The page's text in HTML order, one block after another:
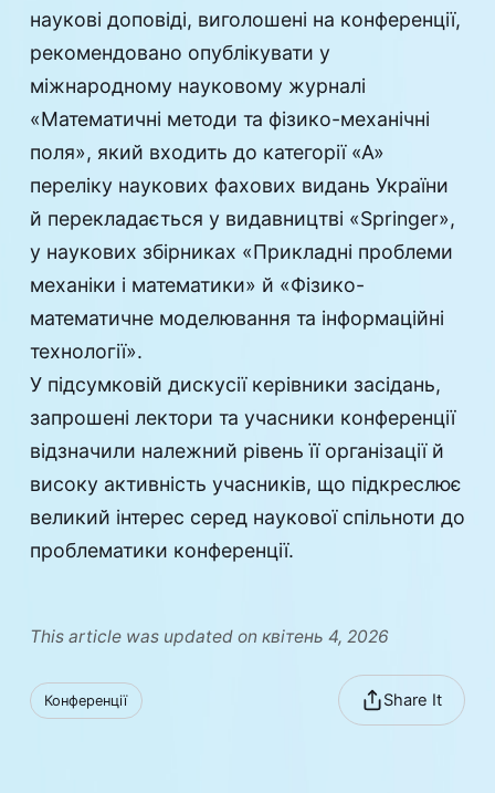
наукові доповіді, виголошені на конференції,
рекомендовано опублікувати у
міжнародному науковому журналі
«Математичні методи та фізико-механічні
поля», який входить до категорії «А»
переліку наукових фахових видань України
й перекладається у видавництві «Springer»,
у наукових збірниках «Прикладні проблеми
механіки і математики» й «Фізико-
математичне моделювання та інформаційні
технології».
У підсумковій дискусії керівники засідань,
запрошені лектори та учасники конференції
відзначили належний рівень її організації й
високу активність учасників, що підкреслює
великий інтерес серед наукової спільноти до
проблематики конференції.
This article was updated on квітень 4, 2026
Конференції Share It